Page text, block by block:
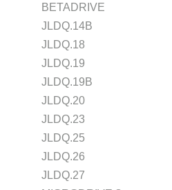
BETADRIVE
JLDQ.14B
JLDQ.18
JLDQ.19
JLDQ.19B
JLDQ.20
JLDQ.23
JLDQ.25
JLDQ.26
JLDQ.27